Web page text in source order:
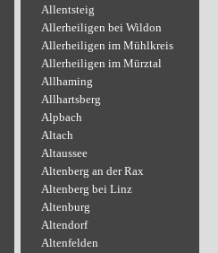
Allentsteig
Allerheiligen bei Wildon
Allerheiligen im Mühlkreis
Allerheiligen im Mürztal
Allhaming
Allhartsberg
Alpbach
Altach
Altaussee
Altenberg an der Rax
Altenberg bei Linz
Altenburg
Altendorf
Altenfelden